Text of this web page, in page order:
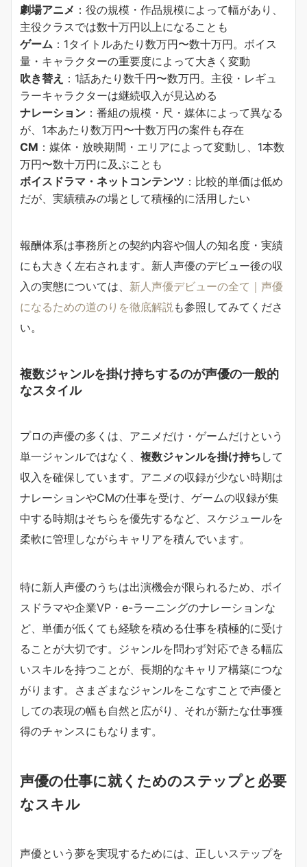
劇場アニメ ：役の規模・作品規模によって幅があり、
主役クラスでは数十万円以上になることも
ゲーム ：1タイトルあたり数万円〜数十万円。ボイス
量・キャラクターの重要度によって大きく変動
吹き替え ：1話あたり数千円〜数万円。主役・レギュ
ラーキャラクターは継続収入が見込める
ナレーション ：番組の規模・尺・媒体によって異なる
が、1本あたり数万円〜十数万円の案件も存在
CM ：媒体・放映期間・エリアによって変動し、1本数
万円〜数十万円に及ぶことも
ボイスドラマ・ネットコンテンツ ：比較的単価は低め
だが、実績積みの場として積極的に活用したい
報酬体系は事務所との契約内容や個人の知名度・実績
にも大きく左右されます。新人声優のデビュー後の収
入の実態については、 新人声優デビューの全て｜声優
になるための道のりを徹底解説 も参照してみてくださ
い。
複数ジャンルを掛け持ちするのが声優の一般的
なスタイル
プロの声優の多くは、アニメだけ・ゲームだけという
単一ジャンルではなく、 複数ジャンルを掛け持ち して
収入を確保しています。アニメの収録が少ない時期は
ナレーションやCMの仕事を受け、ゲームの収録が集
中する時期はそちらを優先するなど、スケジュールを
柔軟に管理しながらキャリアを積んでいます。
特に新人声優のうちは出演機会が限られるため、ボイ
スドラマや企業VP・e-ラーニングのナレーションな
ど、単価が低くても経験を積める仕事を積極的に受け
ることが大切です。ジャンルを問わず対応できる幅広
いスキルを持つことが、長期的なキャリア構築につな
がります。さまざまなジャンルをこなすことで声優と
しての表現の幅も自然と広がり、それが新たな仕事獲
得のチャンスにもなります。
声優の仕事に就くためのステップと必要
なスキル
声優という夢を実現するためには、正しいステップを